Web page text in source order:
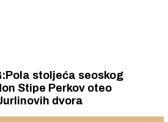
stoljeća seoskog
dvora